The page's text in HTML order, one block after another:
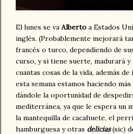
El lunes se va Alberto a Estados
inglés. (Probablemente mejorará
francés o turco, dependiendo de
curso, y si tiene suerte, madurará y
cuantas cosas de la vida, además
esta semana estamos haciendo
dándole la oportunidad de
mediterránea, ya que le espera un
la mantequilla de cacahuete, el
hamburguesa y otras delicias(sic)